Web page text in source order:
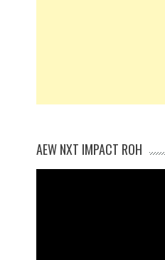
AEW NXT IMPACT ROH